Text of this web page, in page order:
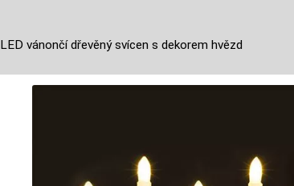
LED vánončí dřevěný svícen s dekorem hvězd